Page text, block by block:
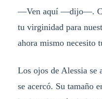
—Ven aquí —dijo—.
tu virginidad para
ahora mismo necesito
Los ojos de Alessia se
se acercó. Su tamaño